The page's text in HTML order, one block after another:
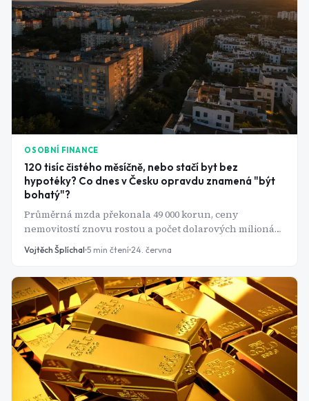
OSOBNÍ FINANCE
120 tisíc čistého měsíčně, nebo stačí byt bez
hypotéky? Co dnes v Česku opravdu znamená "být
bohatý"?
Průměrná mzda překonala 49 000 korun, ceny
nemovitostí znovu rostou a počet dolarových milionářů
se každý rok zvyšuje. Přesto většina Čechů nedokáže
říct, kde přesně bohatství začíná a čísla, která si lidé
Vojtěch Šplíchal 5 min čtení 24. června